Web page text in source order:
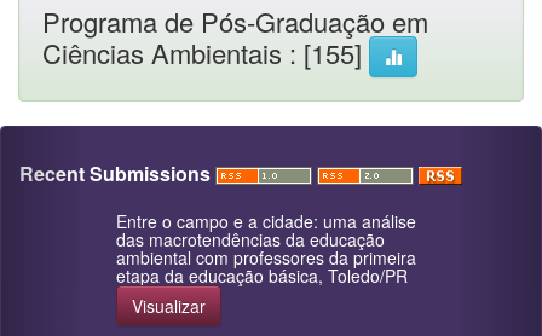
Programa de Pós-Graduação em
Ciências Ambientais : [155]
Recent Submissions
Entre o campo e a cidade: uma análise
das macrotendências da educação
ambiental com professores da primeira
etapa da educação básica, Toledo/PR
Visualizar